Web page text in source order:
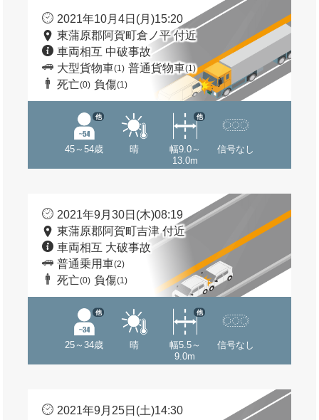
2021年10月4日(月)15:20
東蒲原郡阿賀町倉ノ平 付近
車両相互 中破事故
大型貨物車(1) 普通貨物車(1)
死亡(0) 負傷(1)
45～54歳
他
晴
幅9.0～
13.0m
他
信号なし
2021年9月30日(木)08:19
東蒲原郡阿賀町吉津 付近
車両相互 大破事故
普通乗用車(2)
死亡(0) 負傷(1)
25～34歳
他
晴
幅5.5～
9.0m
他
信号なし
2021年9月25日(土)14:30